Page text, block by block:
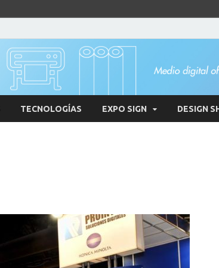
TECNOLOGÍAS EXPO SIGN DESIGN